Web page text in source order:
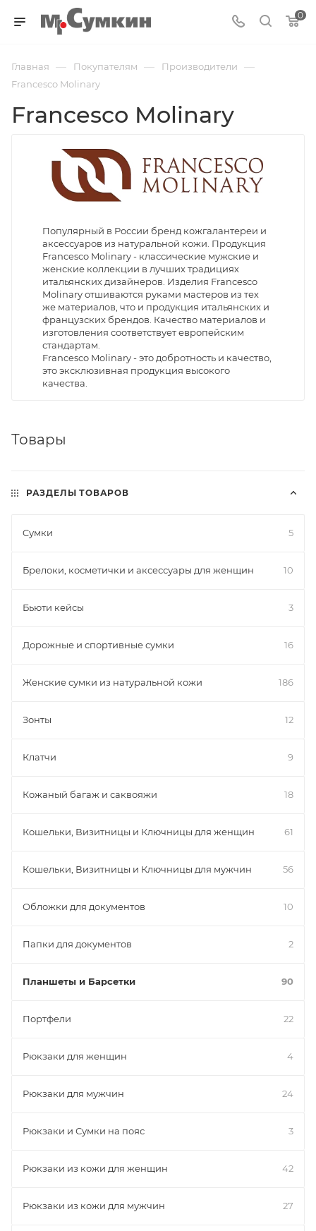
0
Главная — Покупателям — Производители —
Francesco Molinary
Francesco Molinary
Популярный в России бренд кожгалантереи и
аксессуаров из натуральной кожи. Продукция
Francesco Molinary - классические мужские и
женские коллекции в лучших традициях
итальянских дизайнеров. Изделия Francesco
Molinary отшиваются руками мастеров из тех
же материалов, что и продукция итальянских и
французских брендов. Качество материалов и
изготовления соответствует европейским
стандартам.
Francesco Molinary - это добротность и качество,
это эксклюзивная продукция высокого
качества.
Товары
РАЗДЕЛЫ ТОВАРОВ
Cумки 5
Брелоки, косметички и аксессуары для женщин 10
Бьюти кейсы 3
Дорожные и спортивные сумки 16
Женские сумки из натуральной кожи 186
Зонты 12
Клатчи 9
Кожаный багаж и саквояжи 18
Кошельки, Визитницы и Ключницы для женщин 61
Кошельки, Визитницы и Ключницы для мужчин 56
Обложки для документов 10
Папки для документов 2
Планшеты и Барсетки 90
Портфели 22
Рюкзаки для женщин 4
Рюкзаки для мужчин 24
Рюкзаки и Сумки на пояс 3
Рюкзаки из кожи для женщин 42
Рюкзаки из кожи для мужчин 27